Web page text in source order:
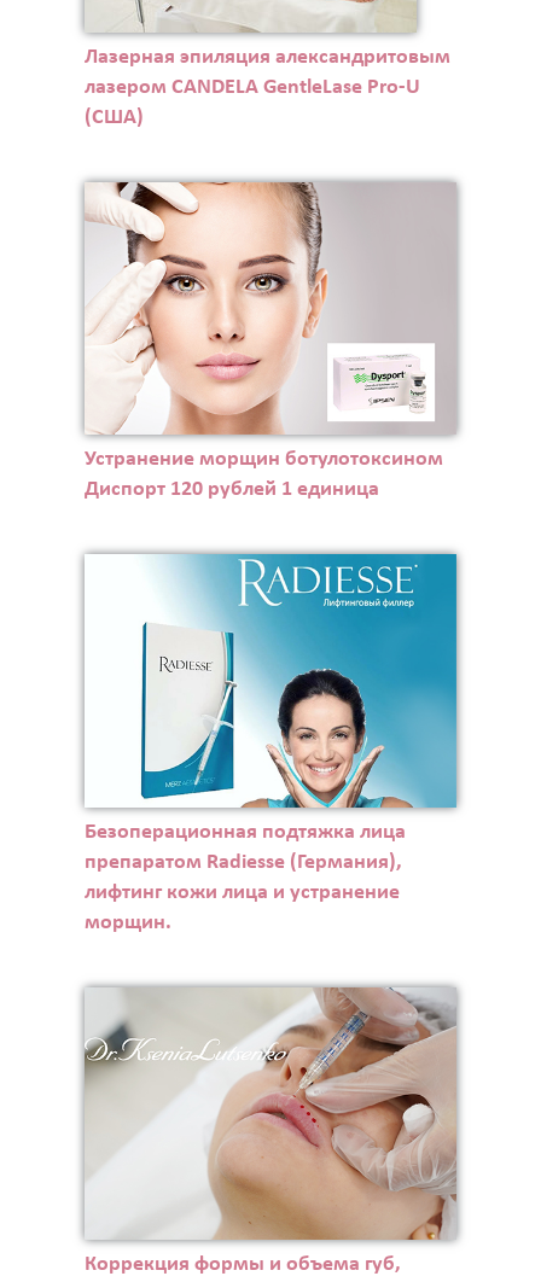
Лазерная эпиляция александритовым
лазером CANDELA GentleLase Pro-U
(США)
Устранение морщин ботулотоксином
Диспорт 120 рублей 1 единица
Безоперационная подтяжка лица
препаратом Radiesse (Германия),
лифтинг кожи лица и устранение
морщин.
Коррекция формы и объема губ,